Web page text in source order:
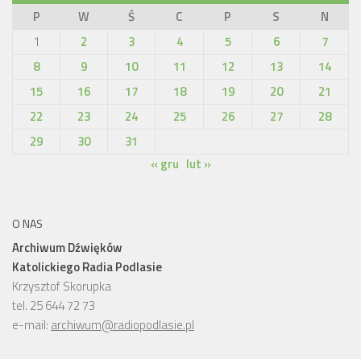
P
W Ś C P S
N
1
2 3 4 5 6
7
8
9 10 11 12 13
14
15
16 17 18 19 20
21
22
23 24 25 26 27
28
29
30
31
« gru lut »
O NAS
Archiwum Dźwięków
Katolickiego Radia Podlasie
Krzysztof Skorupka
tel. 25 644 72 73
e-mail: archiwum@radiopodlasie.pl